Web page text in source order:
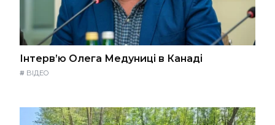
Інтерв’ю Олега Медуниці в Канаді
# ВІДЕО